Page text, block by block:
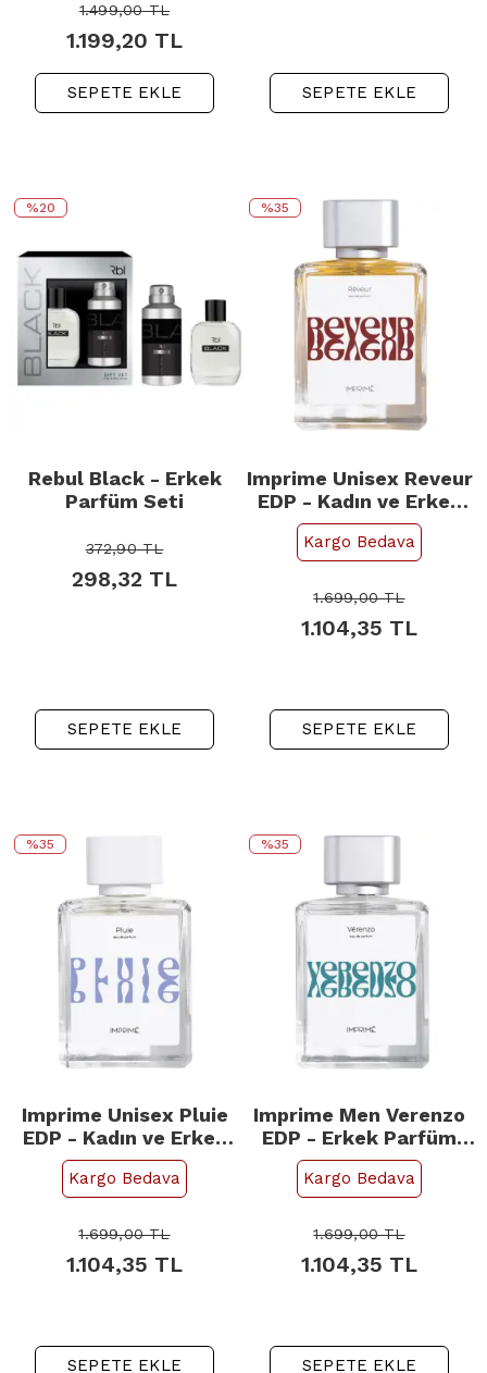
1.499,00TL
1.199,20 TL
SEPETE EKLE SEPETE EKLE
%20
Rebul Black - Erkek
Parfüm Seti
372,90TL
298,32 TL
SEPETE EKLE
%35
Imprime Unisex Reveur
EDP - Kadın ve Erkek
Parfümü 100ml
Kargo Bedava
1.699,00TL
1.104,35 TL
SEPETE EKLE
%35
Imprime Unisex Pluie
EDP - Kadın ve Erkek
Parfümü 100ml
Kargo Bedava
1.699,00TL
1.104,35 TL
SEPETE EKLE
%35
Imprime Men Verenzo
EDP - Erkek Parfüm
100ml
Kargo Bedava
1.699,00TL
1.104,35 TL
SEPETE EKLE